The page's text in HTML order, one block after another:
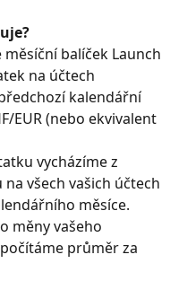
balíček Launch
na účtech
kalendářní
EUR (nebo ekvivalent
vycházíme z
všech vašich účtech
měsíce.
měny vašeho
průměr za